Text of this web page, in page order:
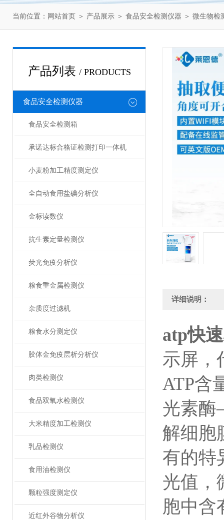
当前位置： 网站首页 ＞ 产品展示 ＞ 食品安全检测仪器 ＞ 微生物检
产品列表 / PRODUCTS
食品安全检测仪器
食品安全检测箱
承诺达标合格证检测打印一体机
小麦粉加工精度测定仪
全自动食用盐碘分析仪
金标读数仪
抗生素定量检测仪
荧光免疫分析仪
粮食重金属检测仪
杂质度过滤机
粮食水分测定仪
胶体金免疫层析分析仪
肉类检测仪
食品双氧水检测仪
大米精度加工检测仪
乳品检测仪
食用油检测仪
颗粒强度测定仪
近红外谷物分析仪
详细说明：
atp快
示屏，
ATP含
光素酶
解细胞
有的特
光值，
胞中含